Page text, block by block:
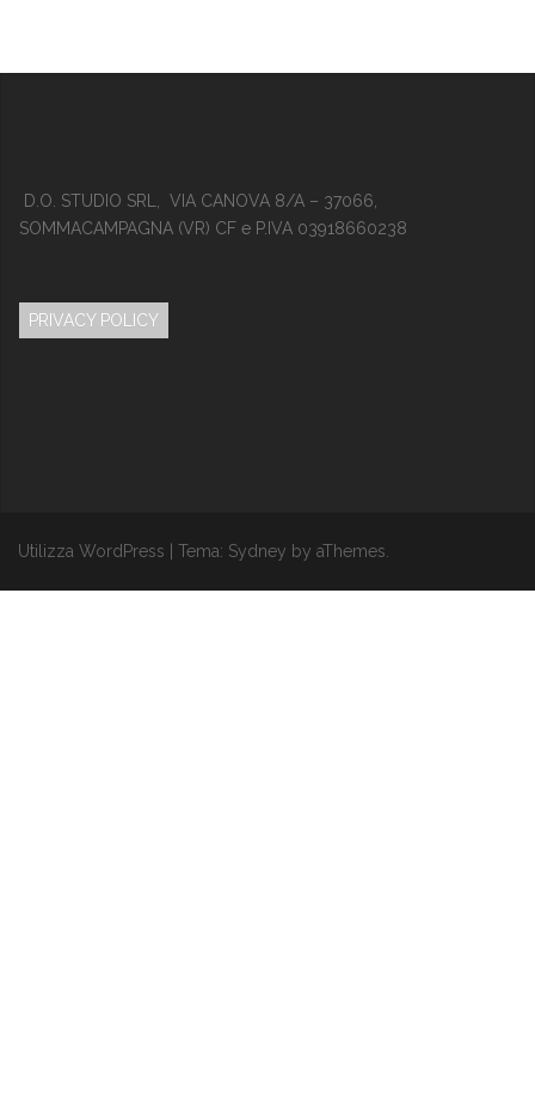
D.O. STUDIO SRL, VIA CANOVA 8/A – 37066,
SOMMACAMPAGNA (VR) CF e P.IVA 03918660238
PRIVACY POLICY
Utilizza WordPress Tema: Sydney by aThemes.